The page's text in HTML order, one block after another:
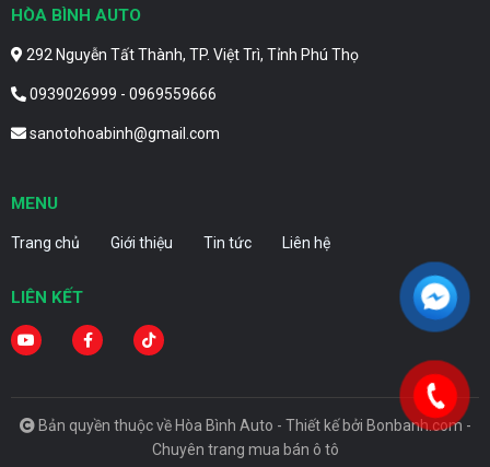
HÒA BÌNH AUTO
292 Nguyễn Tất Thành, TP. Việt Trì, Tỉnh Phú Thọ
0939026999 - 0969559666
sanotohoabinh@gmail.com
MENU
Trang chủ Giới thiệu Tin tức Liên hệ
LIÊN KẾT
Bản quyền thuộc về Hòa Bình Auto - Thiết kế bởi Bonbanh.com -
Chuyên trang mua bán ô tô